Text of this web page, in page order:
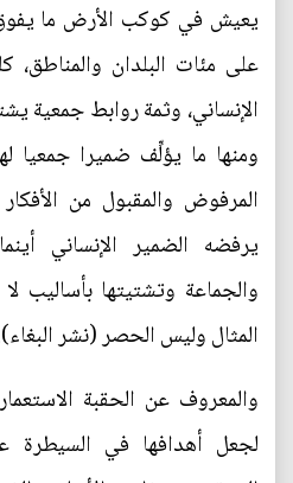
على مئات البلدان
الإنساني، وثمة روابط جمعية
ومنها ما يؤلِّف ضميرا جمعيا
المرفوض والمقبول من الأفكار
يرفضه الضمير الإنساني
والجماعة وتشتيتها بأساليب
المثال وليس الحصر (نشر
والمعروف عن الحقبة
لجعل أهدافها في السيطرة